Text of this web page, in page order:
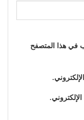
في هذا المتصفح